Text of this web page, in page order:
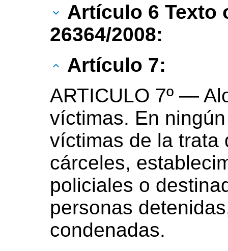
Artículo 6 Texto
26364/2008:
Artículo 7:
ARTICULO 7º —
víctimas. En
víctimas de la trata
cárceles,
policiales o
personas
condenadas.